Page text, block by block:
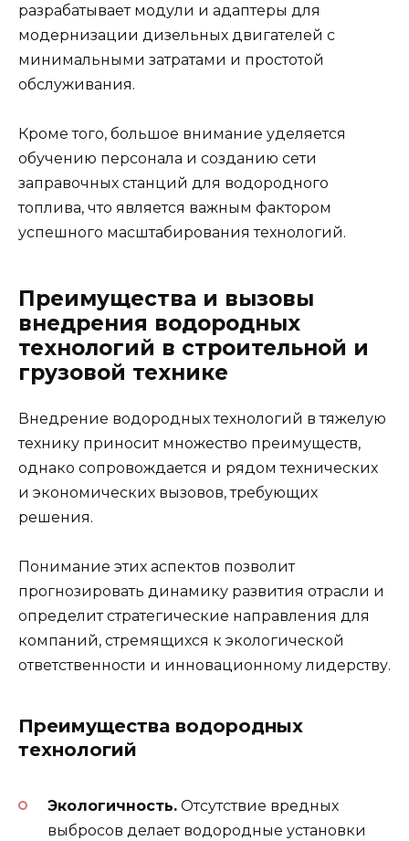
разрабатывает модули и адаптеры для
модернизации дизельных двигателей с
минимальными затратами и простотой
обслуживания.
Кроме того, большое внимание уделяется
обучению персонала и созданию сети
заправочных станций для водородного
топлива, что является важным фактором
успешного масштабирования технологий.
Преимущества и вызовы
внедрения водородных
технологий в строительной и
грузовой технике
Внедрение водородных технологий в тяжелую
технику приносит множество преимуществ,
однако сопровождается и рядом технических
и экономических вызовов, требующих
решения.
Понимание этих аспектов позволит
прогнозировать динамику развития отрасли и
определит стратегические направления для
компаний, стремящихся к экологической
ответственности и инновационному лидерству.
Преимущества водородных
технологий
Экологичность. Отсутствие вредных
выбросов делает водородные установки